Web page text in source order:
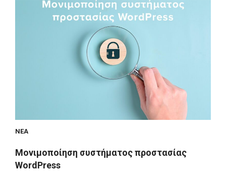
ΝΈΑ
Μονιμοποίηση συστήματος προστασίας
WordPress